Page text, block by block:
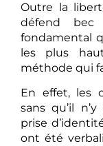
Outre la
défend
fondamental
les plus
méthode qui
En effet, les
sans qu’il
prise
ont été